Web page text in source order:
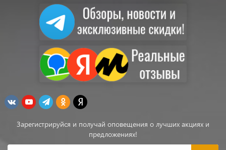
Зарегистрируйся и получай оповещения о лучших акциях и
предложениях!